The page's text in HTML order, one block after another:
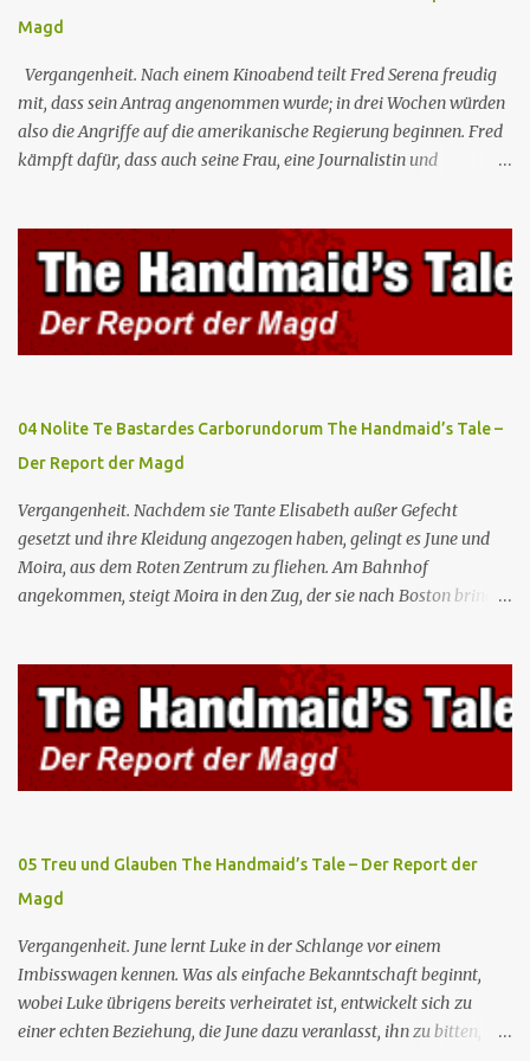
Magd
Vergangenheit. Nach einem Kinoabend teilt Fred Serena freudig
mit, dass sein Antrag angenommen wurde; in drei Wochen würden
also die Angriffe auf die amerikanische Regierung beginnen. Fred
kämpft dafür, dass auch seine Frau, eine Journalistin und
Teilnahme von Frauen weiterhin entschieden ab. Gegenwart. Die
Waterfords beherbergen eine Delegation aus Mexiko, um ein für
Gilead lebenswichtiges Handelsabkommen zu unterzeichnen.
Botschafterin Castillo konfrontiert Serena mit ihrem Buch „Der
Platz einer Frau”, das als Manifest von Gilead gilt und einen
oberstes Gut die Fortpflanzung ist. June und andere Mägde werden
wo Serena stolz die „Kinder von Gilead” vorstellt. June nutzt die
Gelegenheit, mit Castillo unter vier Augen zu sprechen, ...
04 Nolite Te Bastardes Carborundorum The Handmaid’s Tale –
Der Report der Magd
Vergangenheit. Nachdem sie Tante Elisabeth außer Gefecht
gesetzt und ihre Kleidung angezogen haben, gelingt es June und
Moira, aus dem Roten Zentrum zu fliehen. Am Bahnhof
angekommen, steigt Moira in den Zug, der sie nach Boston bringen
Elisabeth sie mit der Peitsche bestraft. Gegenwart. June ist seit
dreizehn Tagen in ihrem Zimmer eingesperrt und entdeckt im
Kleiderschrank die Inschrift „Nolite te bastardes carborundorum”,
die wahrscheinlich von der Magd Difred hinterlassen wurde, die
vor ihr dort war. In Erwartung der Zeremonie bringt Serena June
Fred unfruchtbar ist und nur sie für eine ausbleibende
Schwangerschaft verantwortlich gemacht würde. June lehnt ab,
auch wenn dies das Scheitern der Zeremonie bedeutet. Während
des versprochenen Scrabble-Spiels fragt June Fred nach der
Bedeutung des lat...
05 Treu und Glauben The Handmaid’s Tale – Der Report der
Magd
Vergangenheit. June lernt Luke in der Schlange vor einem
Imbisswagen kennen. Was als einfache Bekanntschaft beginnt,
wobei Luke übrigens bereits verheiratet ist, entwickelt sich zu
einer echten Beziehung, die June dazu veranlasst, ihn zu bitten,